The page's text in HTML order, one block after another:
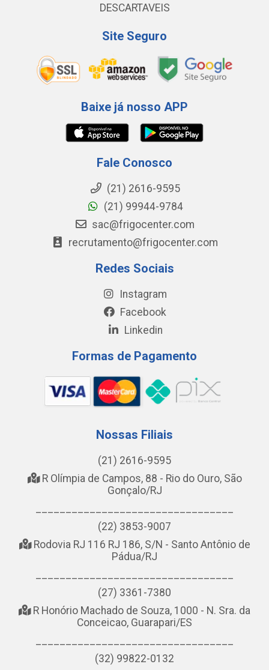
DESCARTAVEIS
Site Seguro
Baixe já nosso APP
Fale Conosco
(21) 2616-9595
(21) 99944-9784
sac@frigocenter.com
recrutamento@frigocenter.com
Redes Sociais
Instagram
Facebook
Linkedin
Formas de Pagamento
Nossas Filiais
(21) 2616-9595
R Olímpia de Campos, 88 - Rio do Ouro, São
Gonçalo/RJ
(22) 3853-9007
Rodovia RJ 116 RJ 186, S/N - Santo Antônio de
Pádua/RJ
(27) 3361-7380
R Honório Machado de Souza, 1000 - N. Sra. da
Conceicao, Guarapari/ES
(32) 99822-0132